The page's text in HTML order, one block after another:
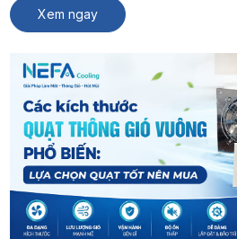
chuyên sản xuất và […]
Xem ngay